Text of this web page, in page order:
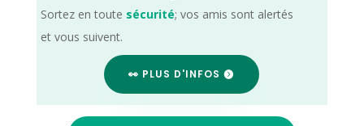
Sortez en toute sécurité; vos amis sont alertés
et vous suivent.
👀 PLUS D'INFOS